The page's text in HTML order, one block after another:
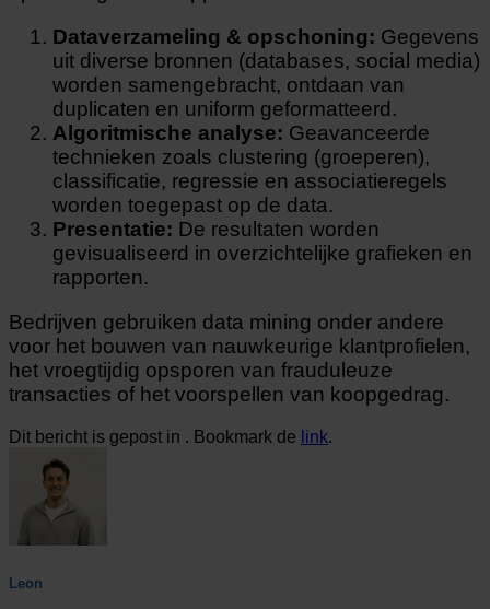
Dataverzameling & opschoning: Gegevens
uit diverse bronnen (databases, social media)
worden samengebracht, ontdaan van
duplicaten en uniform geformatteerd.
Algoritmische analyse: Geavanceerde
technieken zoals clustering (groeperen),
classificatie, regressie en associatieregels
worden toegepast op de data.
Presentatie: De resultaten worden
gevisualiseerd in overzichtelijke grafieken en
rapporten.
Bedrijven gebruiken data mining onder andere
voor het bouwen van nauwkeurige klantprofielen,
het vroegtijdig opsporen van frauduleuze
transacties of het voorspellen van koopgedrag.
Dit bericht is gepost in . Bookmark de link.
Leon